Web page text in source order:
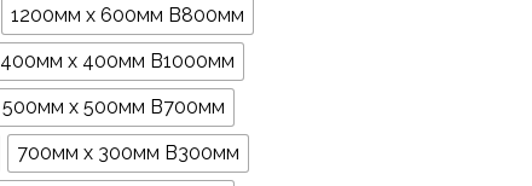
1200мм х 600мм В800мм
400мм х 400мм В1000мм
500мм х 500мм В700мм
700мм х 300мм В300мм